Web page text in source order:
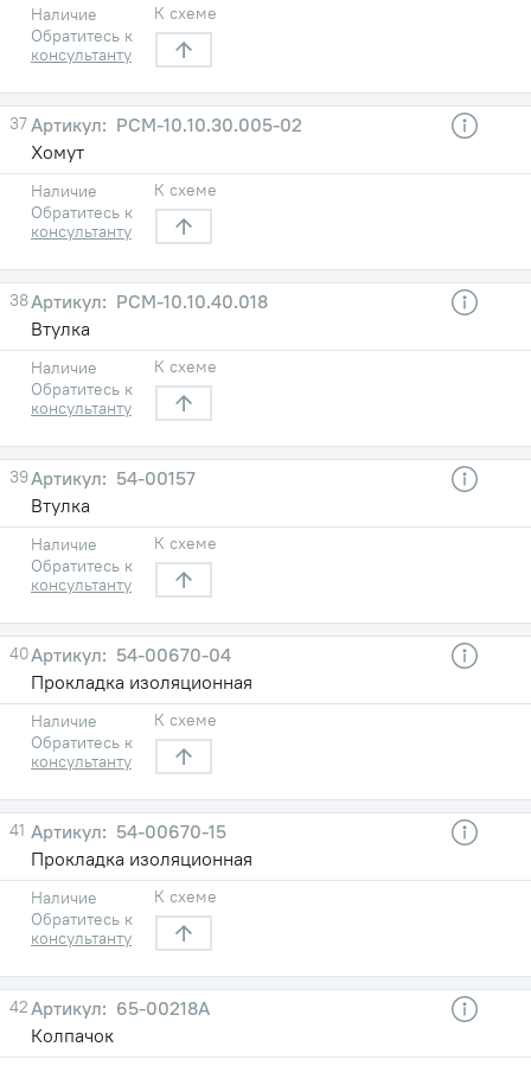
Наличие
Обратитесь к
консультанту
К схеме
37
РСМ-10.10.30.005-02
Хомут
Наличие
Обратитесь к
консультанту
К схеме
38
РСМ-10.10.40.018
Втулка
Наличие
Обратитесь к
консультанту
К схеме
39
54-00157
Втулка
Наличие
Обратитесь к
консультанту
К схеме
40
54-00670-04
Прокладка изоляционная
Наличие
Обратитесь к
консультанту
К схеме
41
54-00670-15
Прокладка изоляционная
Наличие
Обратитесь к
консультанту
К схеме
42
65-00218А
Колпачок